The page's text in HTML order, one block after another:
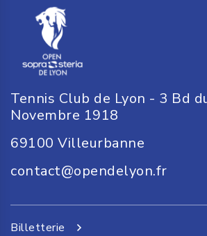
Tennis Club de Lyon - 3 Bd
Novembre 1918
69100 Villeurbanne
contact@opendelyon.fr
Billetterie